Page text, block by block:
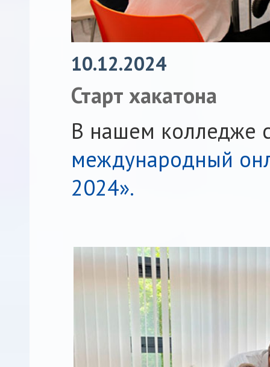
10.12.2024
Старт хакатона
В нашем колледже
международный
2024».